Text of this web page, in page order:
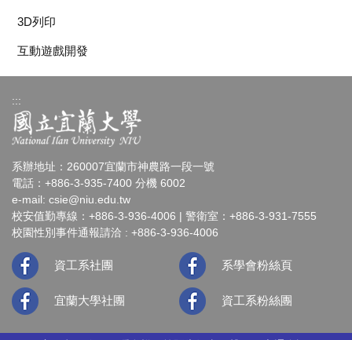
3D列印
互動遊戲開發
:::
系辦地址：260007宜蘭市神農路一段一號
電話：+886-3-935-7400 分機 6002
e-mail: csie@niu.edu.tw
校安值勤專線：+886-3-936-4006 | 警衛室：+886-3-931-7555
校園性別事件通報請洽 : +886-3-936-4006
資工系社團 系學會粉絲頁
宜蘭大學社團 資工系粉絲團